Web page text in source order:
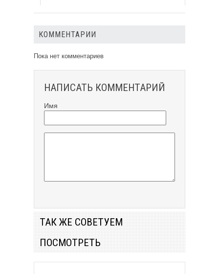
КОММЕНТАРИИ
Пока нет комментариев
НАПИСАТЬ КОММЕНТАРИЙ
Имя
ТАК ЖЕ СОВЕТУЕМ
ПОСМОТРЕТЬ